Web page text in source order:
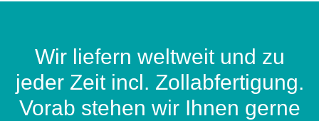
Wir liefern weltweit und zu
jeder Zeit incl. Zollabfertigung.
Vorab stehen wir Ihnen gerne